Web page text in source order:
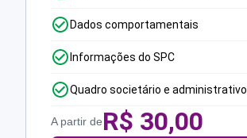
Dados comportamentais
Informações do SPC
Quadro societário e administrativo
A partir deR$ 30,00